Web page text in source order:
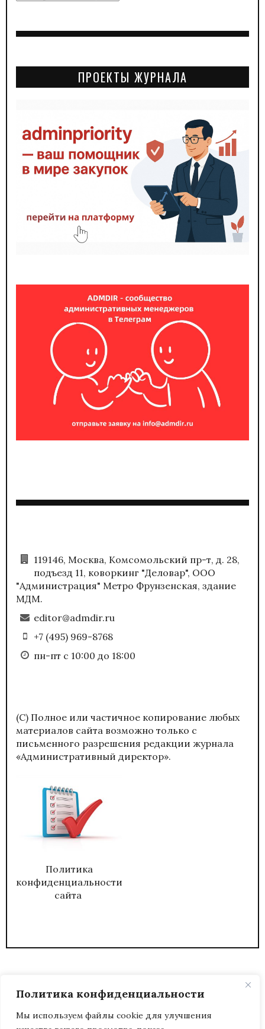
Политика конфиденциальности
Мы используем файлы cookie для улучшения
ПРОЕКТЫ ЖУРНАЛА
119146, Москва, Комсомольский пр-т, д. 28,
подъезд 11, коворкинг "Деловар", ООО
"Администрация" Метро Фрунзенская, здание
МДМ.
editor@admdir.ru
+7 (495) 969-8768
пн-пт с 10:00 до 18:00
(С) Полное или частичное копирование любых
материалов сайта возможно только с
письменного разрешения редакции журнала
«Административный директор».
Политика
конфиденциальности
сайта